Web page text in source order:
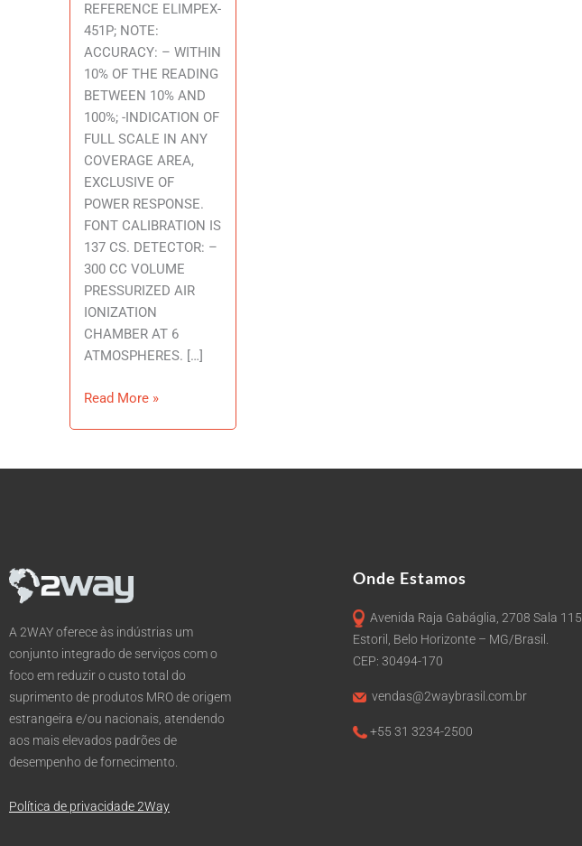
REFERENCE ELIMPEX-
451P; NOTE:
ACCURACY: – WITHIN
10% OF THE READING
BETWEEN 10% AND
100%; -INDICATION OF
FULL SCALE IN ANY
COVERAGE AREA,
EXCLUSIVE OF
POWER RESPONSE.
FONT CALIBRATION IS
137 CS. DETECTOR: –
300 CC VOLUME
PRESSURIZED AIR
IONIZATION
CHAMBER AT 6
ATMOSPHERES. […]
Read More »
A 2WAY oferece às indústrias um
conjunto integrado de serviços com o
foco em reduzir o custo total do
suprimento de produtos MRO de origem
estrangeira e/ou nacionais, atendendo
aos mais elevados padrões de
desempenho de fornecimento.
Política de privacidade 2Way
Onde Estamos
Avenida Raja Gabáglia, 2708 Sala 115,
Estoril, Belo Horizonte – MG/Brasil.
CEP: 30494-170
vendas@2waybrasil.com.br
+55 31 3234-2500